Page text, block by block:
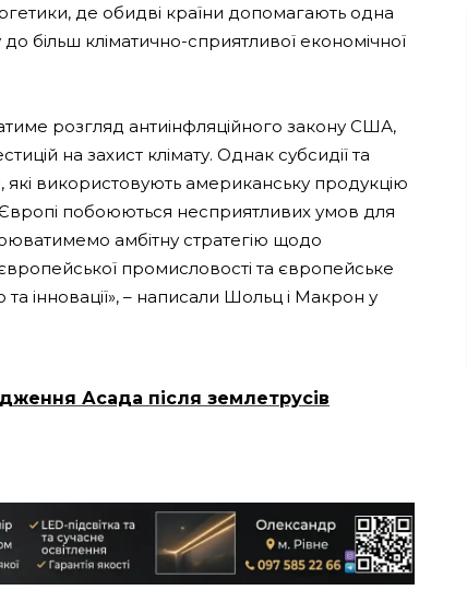
де обидві країни допомагають одна
більш кліматично-сприятливої ​​економічної
розгляд антиінфляційного закону США,
на захист клімату. Однак субсидії та
які використовують американську продукцію
побоюються несприятливих умов для
амбітну стратегію щодо
промисловості та європейське
інновації», – написали Шольц і Макрон у
Асада після землетрусів